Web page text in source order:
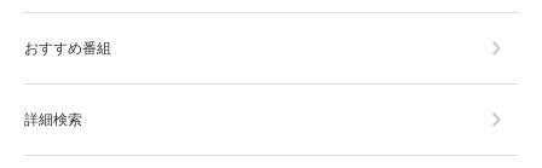
おすすめ番組
詳細検索